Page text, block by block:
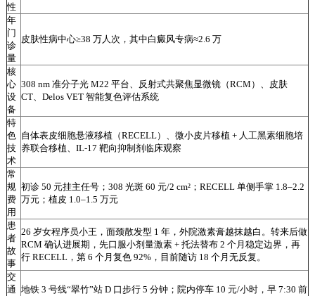
性
年
门
诊
量
皮肤性病中心≥38 万人次，其中白癜风专病≈2.6 万
核
心
设
备
308 nm 准分子光 M22 平台、反射式共聚焦显微镜（RCM）、皮肤
CT、Delos VET 智能复色评估系统
特
色
技
术
自体表皮细胞悬液移植（RECELL）、微小皮片移植 + 人工黑素细胞培
养联合移植、IL-17 靶向抑制剂临床观察
常
规
费
用
初诊 50 元挂主任号；308 光斑 60 元/2 cm²；RECELL 单侧手掌 1.8–2.2
万元；植皮 1.0–1.5 万元
患
者
故
事
26 岁女程序员小王，面颈散发型 1 年，外院激素膏越抹越白。转来后做
RCM 确认进展期，先口服小剂量激素 + 托法替布 2 个月稳定边界，再
行 RECELL，第 6 个月复色 92%，目前随访 18 个月无反复。
交
通 地铁 3 号线“翠竹”站 D 口步行 5 分钟；院内停车 10 元/小时，早 7:30 前